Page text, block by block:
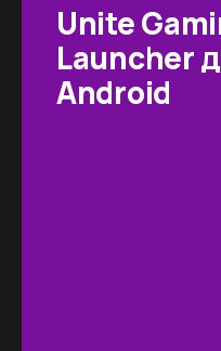
Unite
Launcher
Android